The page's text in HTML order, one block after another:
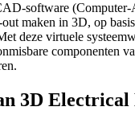
software
maken in 3D, op
deze virtuele
3D